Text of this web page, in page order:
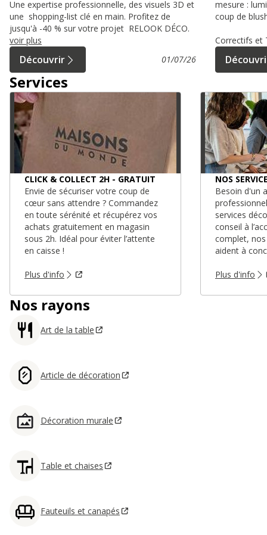
Une expertise professionnelle, des visuels 3D et
une shopping-list clé en main. Profitez de
jusqu'à -40 % sur votre projet RELOOK DÉCO.
voir plus
Découvrir 01/07/26
mesure :
coup de
Correctifs et
Services
CLICK & COLLECT 2H - GRATUIT
Envie de sécuriser votre coup de
cœur sans attendre ? Commandez
en toute sérénité et récupérez vos
achats gratuitement en magasin
sous 2h. Idéal pour éviter l’attente
en caisse !
Plus d'info
NOS
Besoin d'un
services
conseil à
complet,
aident à
Plus d'info
Nos rayons
Art de la table
Article de décoration
Décoration murale
Table et chaises
Fauteuils et canapés